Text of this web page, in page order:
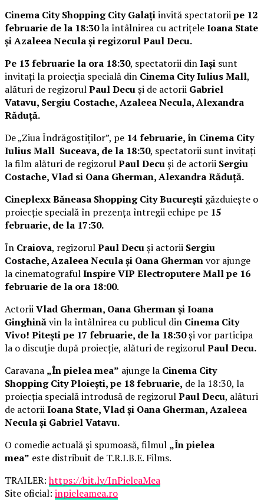
Cinema City Shopping City Galațiinvită spectatoriipe 12
februarie de la 18:30la întâlnirea cu actrițeleIoana State
și Azaleea Necula și regizorul Paul Decu.
Pe 13 februarie la ora 18:30, spectatorii dinIași sunt
invitați la proiecția specială din Cinema City Iulius Mall,
alături de regizorulPaul Decuși de actorii Gabriel
Vatavu, Sergiu Costache, Azaleea Necula, Alexandra
Răduță.
De „Ziua Îndrăgostiților”, pe 14 februarie, în Cinema City
Iulius Mall Suceava, de la 18:30, spectatorii sunt invitați
la film alături de regizorulPaul Decuși de actorii Sergiu
Costache, Vlad si Oana Gherman, Alexandra Răduță.
Cineplexx Băneasa Shopping City București găzduiește o
proiecție specială în prezența întregii echipe pe 15
februarie, de la 17:30.
În Craiova, regizorulPaul Decuși actorii Sergiu
Costache, Azaleea Necula și Oana Ghermanvor ajunge
la cinematografulInspire VIP Electroputere Mall pe 16
februarie de la ora 18:00.
ActoriiVlad Gherman, Oana Gherman și Ioana
Ginghinăvin la întâlnirea cu publicul din Cinema City
Vivo! Pitești pe 17 februarie, de la 18:30și vor participa
la o discuție după proiecție, alături de regizorulPaul Decu.
Caravana „În pielea mea” ajunge la Cinema City
Shopping City Ploiești, pe 18 februarie, de la 18:30, la
proiecția specială introdusă de regizorulPaul Decu, alături
de actoriiIoana State, Vlad și Oana Gherman, Azaleea
Necula și Gabriel Vatavu.
O comedie actuală și spumoasă, filmul „În pielea
mea” este distribuit de T.R.I.B.E. Films.
TRAILER:https://bit.ly/InPieleaMea
Site oficial: inpieleamea.ro